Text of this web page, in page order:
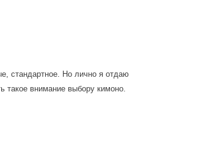
стандартное.
Но лично я отдаю
такое внимание выбору кимоно.